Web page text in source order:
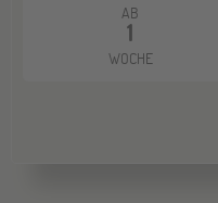
AB
1
WOCHE